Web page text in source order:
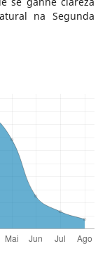
na Segunda